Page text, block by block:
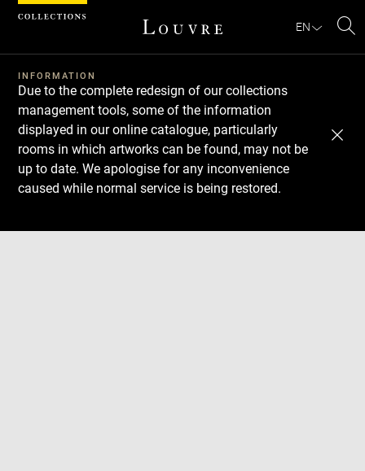
EN
INFORMATION
Due to the complete redesign of our collections
management tools, some of the information
displayed in our online catalogue, particularly
rooms in which artworks can be found, may not be
up to date. We apologise for any inconvenience
caused while normal service is being restored.
Download
Next
Previous
Cookies management panel